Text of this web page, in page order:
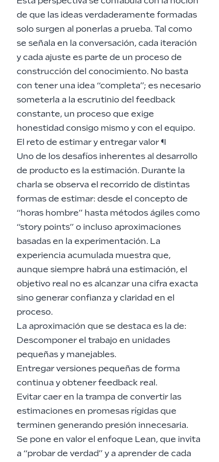
de que las ideas verdaderamente formadas
solo surgen al ponerlas a prueba. Tal como
se señala en la conversación, cada iteración
y cada ajuste es parte de un proceso de
construcción del conocimiento. No basta
con tener una idea “completa”; es necesario
someterla a la escrutinio del feedback
constante, un proceso que exige
honestidad consigo mismo y con el equipo.
El reto de estimar y entregar valor ¶
Uno de los desafíos inherentes al desarrollo
de producto es la estimación. Durante la
charla se observa el recorrido de distintas
formas de estimar: desde el concepto de
“horas hombre” hasta métodos ágiles como
“story points” o incluso aproximaciones
basadas en la experimentación. La
experiencia acumulada muestra que,
aunque siempre habrá una estimación, el
objetivo real no es alcanzar una cifra exacta
sino generar confianza y claridad en el
proceso.
La aproximación que se destaca es la de:
Descomponer el trabajo en unidades
pequeñas y manejables.
Entregar versiones pequeñas de forma
continua y obtener feedback real.
Evitar caer en la trampa de convertir las
estimaciones en promesas rígidas que
terminen generando presión innecesaria.
Se pone en valor el enfoque Lean, que invita
a “probar de verdad” y a aprender de cada